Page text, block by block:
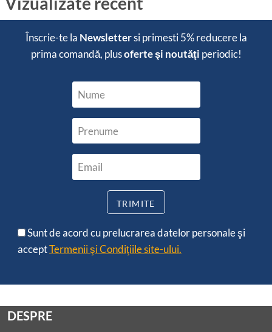
Înscrie-te la Newslettersi primesti5% reducerela
prima comandă, plusoferte şi noutăţi periodic!
Sunt de acord cu prelucrarea datelor personale şi
acceptTermenii şi Condiţiile site-ului.
DESPRE